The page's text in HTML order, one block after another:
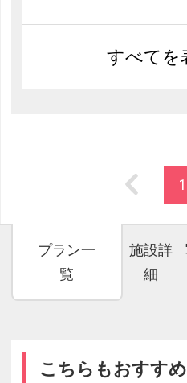
すべてを
1
プラン一
覧
施設詳
細
こちらもおすすめ